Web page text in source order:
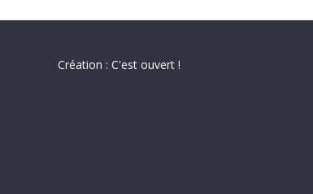
Création : C'est ouvert !